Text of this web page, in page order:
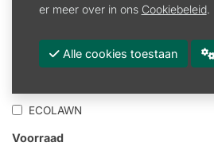
Promoties
ECOLAWN
Voorraad
er meer over in ons Cookiebeleid.
Alle cookies toestaan